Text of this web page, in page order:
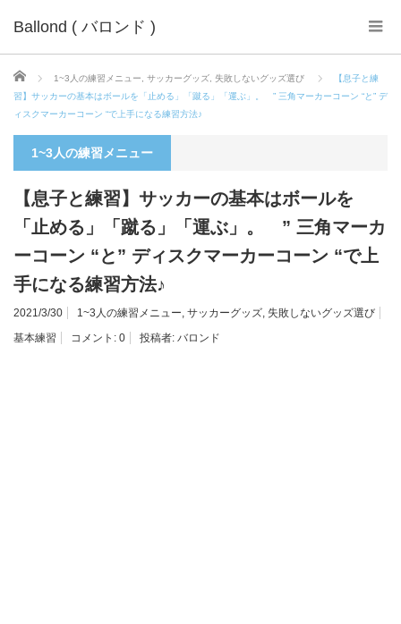
Ballond ( バロンド )
ホーム 1~3人の練習メニュー サッカーグッズ 失敗しないグッズ選び
【息子と練
習】サッカーの基本はボールを「止める」「蹴る」「運ぶ」。 ” 三角マーカーコーン “と” デ
ィスクマーカーコーン “で上手になる練習方法♪
1~3人の練習メニュー
【息子と練習】サッカーの基本はボールを
「止める」「蹴る」「運ぶ」。 ” 三角マーカ
ーコーン “と” ディスクマーカーコーン “で上
手になる練習方法♪
2021/3/30 1~3人の練習メニュー, サッカーグッズ, 失敗しないグッズ選び
基本練習
コメント: 0 投稿者: バロンド